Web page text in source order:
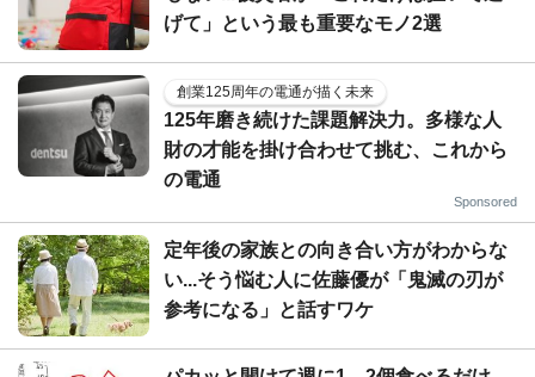
げて」という最も重要なモノ2選
創業125周年の電通が描く未来
125年磨き続けた課題解決力。多様な人
財の才能を掛け合わせて挑む、これから
の電通
Sponsored
定年後の家族との向き合い方がわからな
い...そう悩む人に佐藤優が「鬼滅の刃が
参考になる」と話すワケ